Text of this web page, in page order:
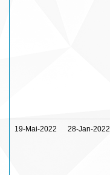
19-Mai-2022 28-Jan-2022